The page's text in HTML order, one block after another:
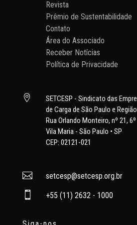
Revista
Prêmio de Sustentabilidade
Contato
Área do Associado
Receber Notícias
Política de Privacidade

SETCESP - Sindicato das
de Carga de São Paulo e Região
Rua Orlando Monteiro, nº 21,
Vila Maria - São Paulo • SP
CEP: 02121-021
 setcesp@setcesp.org.br
 +55 (11) 2632 - 1000